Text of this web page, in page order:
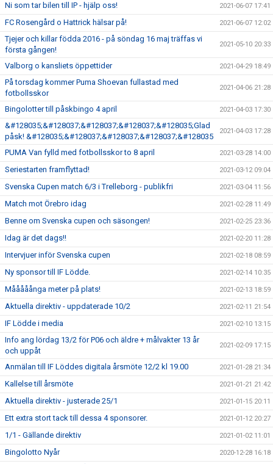
Ni som tar bilen till IP - hjälp oss! 2021-06-07 17:41
FC Rosengård o Hattrick hälsar på! 2021-06-07 12:02
Tjejer och killar födda 2016 - på söndag 16 maj träffas vi
första gången!
2021-05-10 20:33
Valborg o kansliets öppettider 2021-04-29 18:49
På torsdag kommer Puma Shoevan fullastad med
fotbollsskor
2021-04-06 21:28
Bingolotter till påskbingo 4 april 2021-04-03 17:30
&#128035;&#128037;&#128037;&#128037;&#128035;Glad
påsk! &#128035;&#128037;&#128037;&#128037;&#128035
2021-04-03 17:28
PUMA Van fylld med fotbollsskor to 8 april 2021-03-28 14:00
Seriestarten framflyttad! 2021-03-12 09:04
Svenska Cupen match 6/3 i Trelleborg - publikfri 2021-03-04 11:56
Match mot Örebro idag 2021-02-28 11:49
Benne om Svenska cupen och säsongen! 2021-02-25 23:36
Idag är det dags!! 2021-02-20 11:28
Intervjuer inför Svenska cupen 2021-02-18 08:59
Ny sponsor till IF Lödde. 2021-02-14 10:35
Mååååånga meter på plats! 2021-02-13 18:59
Aktuella direktiv - uppdaterade 10/2 2021-02-11 21:54
IF Lödde i media 2021-02-10 13:15
Info ang lördag 13/2 för P06 och äldre + målvakter 13 år
och uppåt
2021-02-09 17:15
Anmälan till IF Löddes digitala årsmöte 12/2 kl 19.00 2021-01-28 21:34
Kallelse till årsmöte 2021-01-21 21:42
Aktuella direktiv - justerade 25/1 2021-01-15 20:11
Ett extra stort tack till dessa 4 sponsorer. 2021-01-12 20:27
1/1 - Gällande direktiv 2021-01-02 11:01
Bingolotto Nyår 2020-12-28 16:18